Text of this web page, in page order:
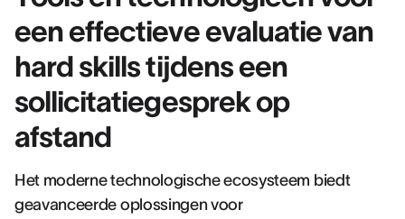
een effectieve evaluatie van
hard skills tijdens een
sollicitatiegesprek op
afstand
Het moderne technologische ecosysteem biedt
geavanceerde oplossingen voor